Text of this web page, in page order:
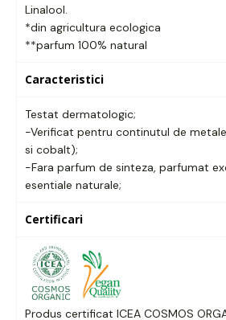
Linalool.
*din agricultura ecologica
**parfum 100% natural
Caracteristici
Testat dermatologic;
-Verificat pentru continutul de
si cobalt);
-Fara parfum de sinteza, parfumat
esentiale naturale;
Certificari
Produs certificat ICEA COSMOS